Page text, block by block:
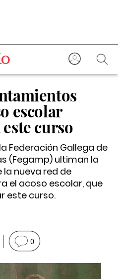
escolar
curso
Federación Gallega de
(Fegamp) ultiman la
nueva red de
el acoso escolar, que
este curso.
0